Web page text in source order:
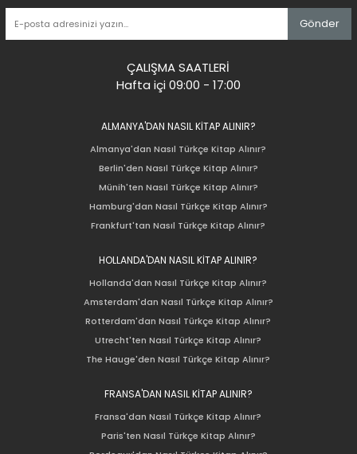
Gönder
ÇALIŞMA SAATLERİ
Hafta içi 09:00 - 17:00
ALMANYA'DAN NASIL KİTAP ALINIR?
Almanya'dan Nasıl Türkçe Kitap Alınır?
Berlin'den Nasıl Türkçe Kitap Alınır?
Münih'ten Nasıl Türkçe Kitap Alınır?
Hamburg'dan Nasıl Türkçe Kitap Alınır?
Frankfurt'tan Nasıl Türkçe Kitap Alınır?
HOLLANDA'DAN NASIL KİTAP ALINIR?
Hollanda'dan Nasıl Türkçe Kitap Alınır?
Amsterdam'dan Nasıl Türkçe Kitap Alınır?
Rotterdam'dan Nasıl Türkçe Kitap Alınır?
Utrecht'ten Nasıl Türkçe Kitap Alınır?
The Hauge'den Nasıl Türkçe Kitap Alınır?
FRANSA'DAN NASIL KİTAP ALINIR?
Fransa'dan Nasıl Türkçe Kitap Alınır?
Paris'ten Nasıl Türkçe Kitap Alınır?